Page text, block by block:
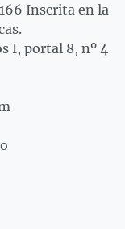
Inscrita en la
I, portal 8, nº 4